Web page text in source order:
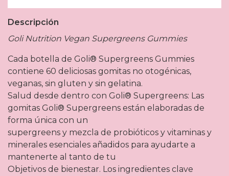
Descripción
Goli Nutrition Vegan Supergreens Gummies
Cada botella de Goli® Supergreens Gummies
contiene 60 deliciosas gomitas no otogénicas,
veganas, sin gluten y sin gelatina.
Salud desde dentro con Goli® Supergreens: Las
gomitas Goli® Supergreens están elaboradas de
forma única con un
supergreens y mezcla de probióticos y vitaminas y
minerales esenciales añadidos para ayudarte a
mantenerte al tanto de tu
Objetivos de bienestar. Los ingredientes clave